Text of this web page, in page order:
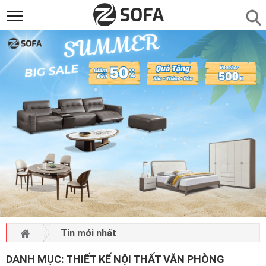
SẢN PHẨM
▼
PHÒNG ĂN
PHÒNG NGỦ
PHÒNG KHÁCH ▼
LIÊN HỆ Tin mới nhất
DANH MỤC: THIẾT KẾ NỘI THẤT VĂN PHÒNG